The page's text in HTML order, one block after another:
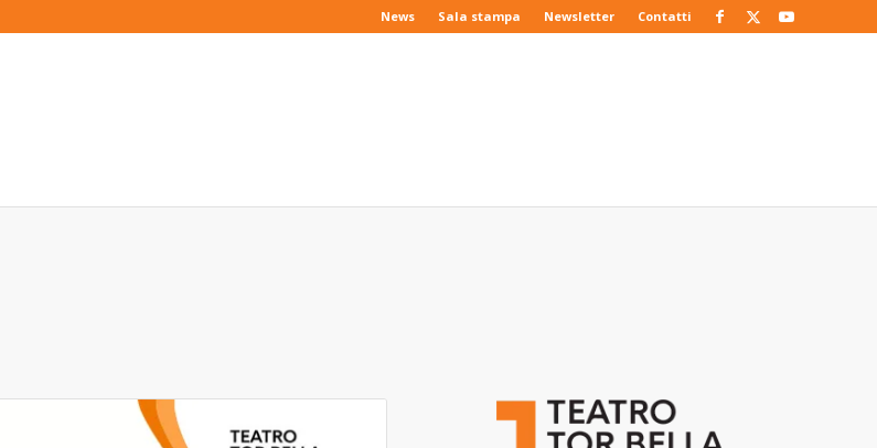
News Sala stampa Newsletter Contatti